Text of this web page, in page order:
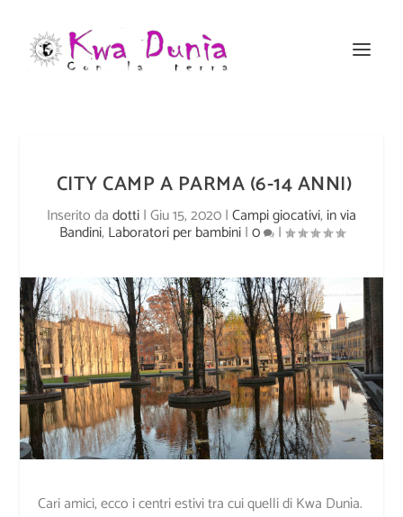
CITY CAMP A PARMA (6-14 ANNI)
Inserito dadotti|Giu 15, 2020|Campi giocativi,in via
Bandini,Laboratori per bambini|0 |
Cari amici, ecco i centri estivi tra cui quelli di Kwa Dunìa.